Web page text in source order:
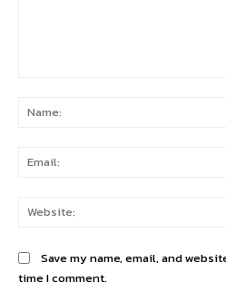
Save my name, email, and
time I comment.